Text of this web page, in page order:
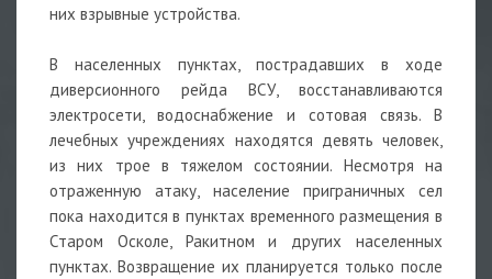
них взрывные устройства.
В населенных пунктах, пострадавших в ходе
диверсионного рейда ВСУ, восстанавливаются
электросети, водоснабжение и сотовая связь. В
лечебных учреждениях находятся девять человек,
из них трое в тяжелом состоянии. Несмотря на
отраженную атаку, население приграничных сел
пока находится в пунктах временного размещения в
Старом Осколе, Ракитном и других населенных
пунктах. Возвращение их планируется только после